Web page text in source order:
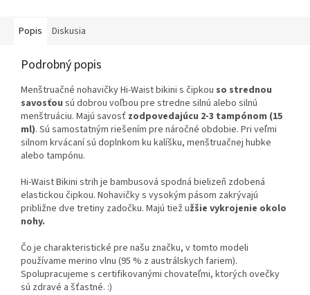
Popis Diskusia
Podrobný popis
Menštruačné nohavičky Hi-Waist bikini s čipkou so strednou
savosťou sú dobrou voľbou pre stredne silnú alebo silnú
menštruáciu. Majú savosť zodpovedajúcu 2-3 tampónom (15
ml). Sú samostatným riešením pre náročné obdobie. Pri veľmi
silnom krvácaní sú doplnkom ku kalíšku, menštruačnej hubke
alebo tampónu.
Hi-Waist Bikini strih je bambusová spodná bielizeň zdobená
elastickou čipkou. Nohavičky s vysokým pásom zakrývajú
približne dve tretiny zadočku. Majú tiež užšie vykrojenie okolo
nohy.
Čo je charakteristické pre našu značku, v tomto modeli
používame merino vlnu (95 % z austrálskych fariem).
Spolupracujeme s certifikovanými chovateľmi, ktorých ovečky
sú zdravé a šťastné. :)